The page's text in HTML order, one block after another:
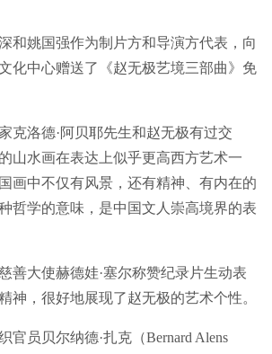
和姚国强作为制片方和导演方代表，向
化中心赠送了《赵无极艺境三部曲》免
克洛德·阿贝耶先生和赵无极有过交
山水画在表达上似乎更高西方艺术一
画中不仅有风景，还有精神、有内在的
哲学的意味，是中国文人崇高境界的表
善大使赫德娃·塞尔称赞纪录片生动表
神，很好地展现了赵无极的艺术个性。
官员贝尔纳德·扎克（Bernard Alens